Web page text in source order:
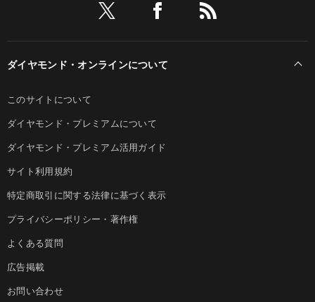
ダイヤモンド・オンラインについて
このサイトについて
ダイヤモンド・プレミアムについて
ダイヤモンド・プレミアム活用ガイド
サイト利用規約
特定商取引に関する法律に基づく表示
プライバシーポリシー・著作権
よくある質問
広告掲載
お問い合わせ